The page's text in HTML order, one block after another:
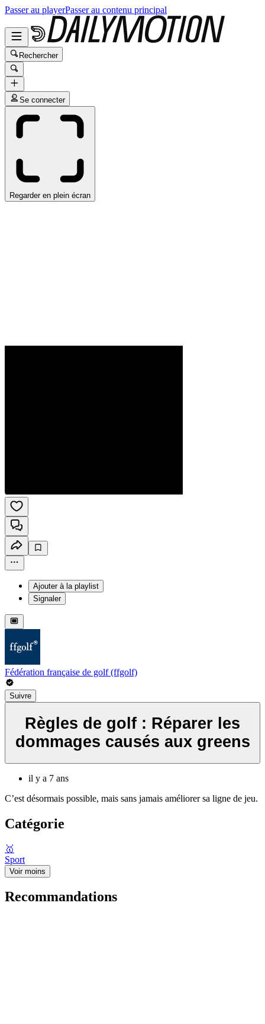
Passer au playerPasser au contenu principal
Rechercher
Se connecter
Regarder en plein écran
Ajouter à la playlist
Signaler
Fédération française de golf (ffgolf)
Suivre
Règles de golf : Réparer les
dommages causés aux greens
il y a 7 ans
C’est désormais possible, mais sans jamais améliorer sa ligne de jeu.
Catégorie
🥇
Sport
Voir moins
Recommandations